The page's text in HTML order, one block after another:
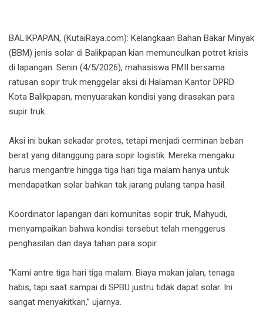
BALIKPAPAN, (KutaiRaya.com): Kelangkaan Bahan Bakar Minyak
(BBM) jenis solar di Balikpapan kian memunculkan potret krisis
di lapangan. Senin (4/5/2026), mahasiswa PMII bersama
ratusan sopir truk menggelar aksi di Halaman Kantor DPRD
Kota Balikpapan, menyuarakan kondisi yang dirasakan para
supir truk.
Aksi ini bukan sekadar protes, tetapi menjadi cerminan beban
berat yang ditanggung para sopir logistik. Mereka mengaku
harus mengantre hingga tiga hari tiga malam hanya untuk
mendapatkan solar bahkan tak jarang pulang tanpa hasil.
Koordinator lapangan dari komunitas sopir truk, Mahyudi,
menyampaikan bahwa kondisi tersebut telah menggerus
penghasilan dan daya tahan para sopir.
“Kami antre tiga hari tiga malam. Biaya makan jalan, tenaga
habis, tapi saat sampai di SPBU justru tidak dapat solar. Ini
sangat menyakitkan,” ujarnya.